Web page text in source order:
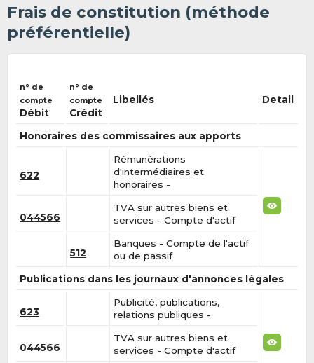
Frais de constitution (méthode
préférentielle)
n° de
compte
Débit
n° de
compte
Crédit
Libellés Detail
Honoraires des commissaires aux apports
622
Rémunérations
d'intermédiaires et
honoraires -
044566
TVA sur autres biens et
services - Compte d'actif
512
Banques - Compte de l'actif
ou de passif
Publications dans les journaux d'annonces légales
623
Publicité, publications,
relations publiques -
044566
TVA sur autres biens et
services - Compte d'actif